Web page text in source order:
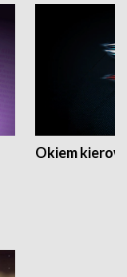
Okiem